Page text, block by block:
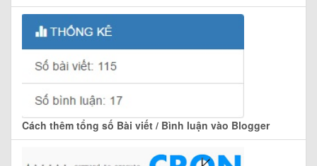
Cách thêm tổng số Bài viết / Bình luận vào Blogger